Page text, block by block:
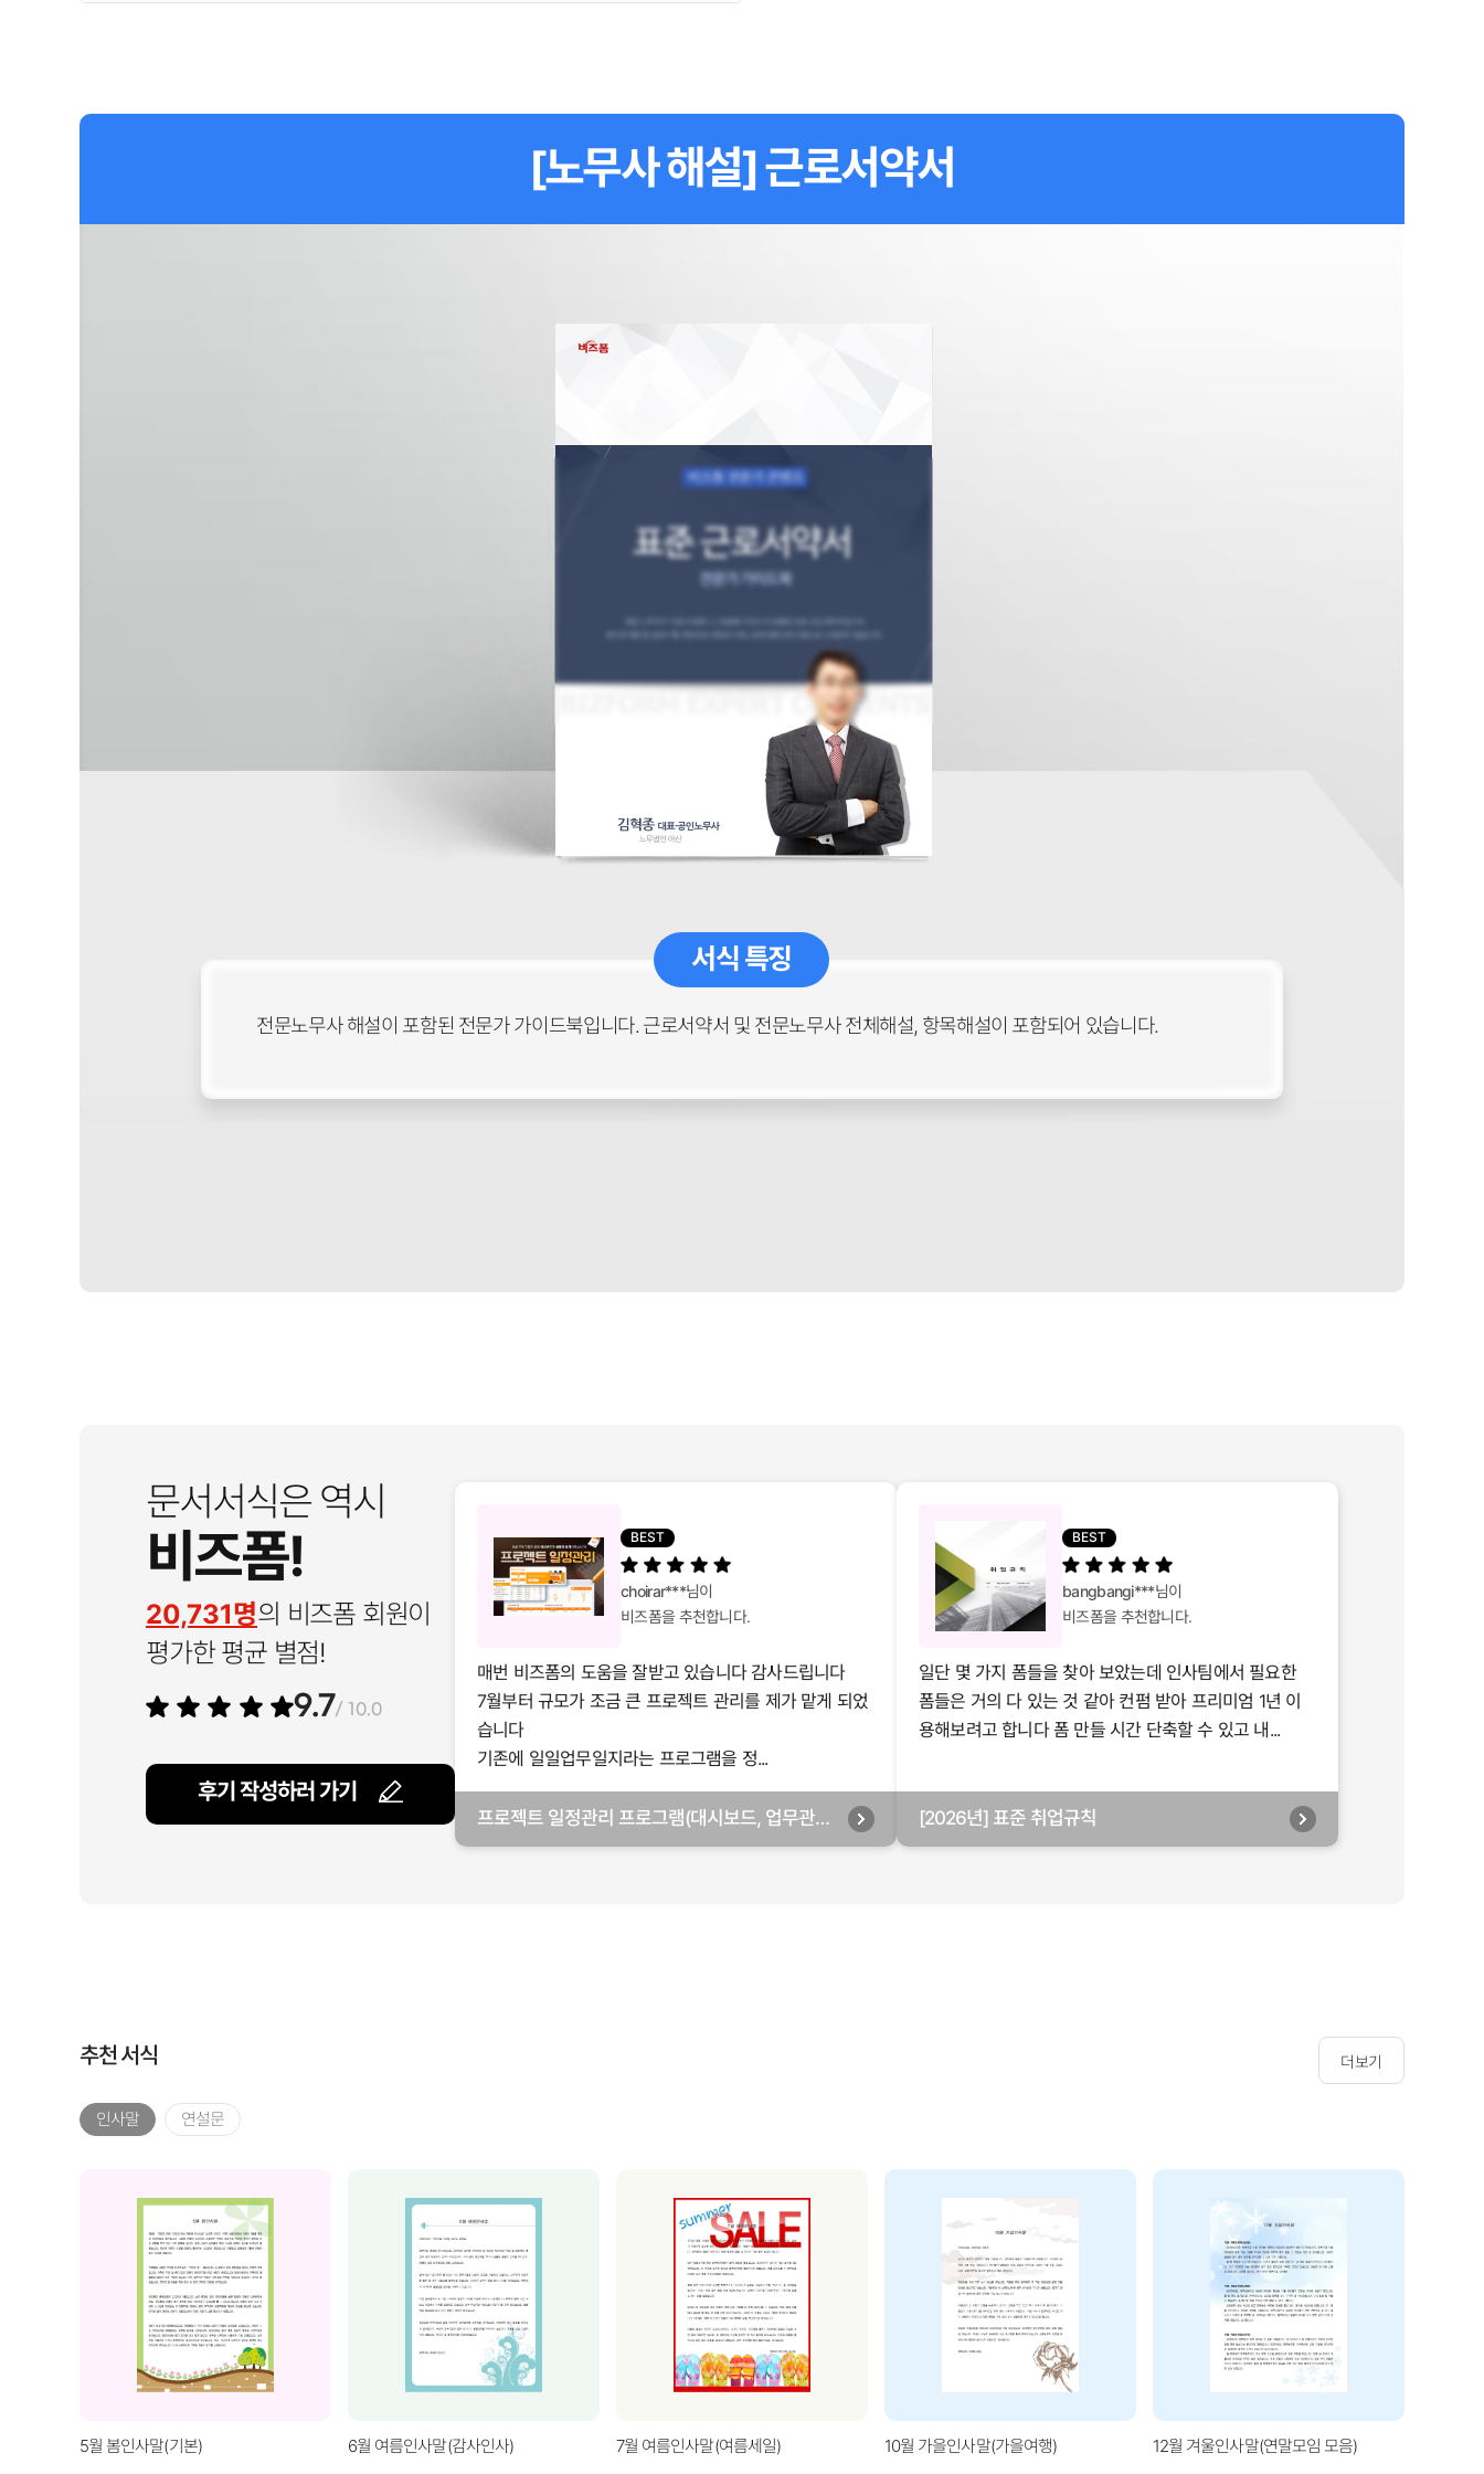
[노무사 해설] 근로서약서
서식 특징
전문노무사 해설이 포함된 전문가 가이드북입니다. 근로서약서 및 전문노무사 전체해설, 항목해설이 포함되어 있습니다.
문서서식은 역시
비즈폼!
20,731명의 비즈폼 회원이
평가한 평균 별점!
9.7/ 10.0
후기 작성하러 가기
BEST
choirar***님이
비즈폼을 추천합니다.
매번 비즈폼의 도움을 잘받고 있습니다 감사드립니다
7월부터 규모가 조금 큰 프로젝트 관리를 제가 맡게 되었
습니다
기존에 일일업무일지라는 프로그램을 정...
프로젝트 일정관리 프로그램(대시보드, 업무관리,
BEST
bangbangi***님이
비즈폼을 추천합니다.
일단 몇 가지 폼들을 찾아 보았는데 인사팀에서 필요한
폼들은 거의 다 있는 것 같아 컨펌 받아 프리미엄 1년 이
용해보려고 합니다 폼 만들 시간 단축할 수 있고 내...
[2026년] 표준 취업규칙
추천 서식 더보기
인사말 연설문
5월 봄인사말(기본) 6월 여름인사말(감사인사) 7월 여름인사말(여름세일) 10월 가을인사말(가을여행) 12월 겨울인사말(연말모임 모음)